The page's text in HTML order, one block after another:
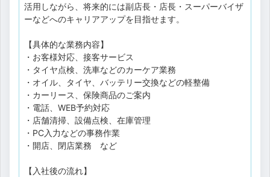
活用しながら、将来的には副店長・店長・スーパーバイザ
ーなどへのキャリアアップを目指せます。
【具体的な業務内容】
・お客様対応、接客サービス
・タイヤ点検、洗車などのカーケア業務
・オイル、タイヤ、バッテリー交換などの軽整備
・カーリース、保険商品のご案内
・電話、WEB予約対応
・店舗清掃、設備点検、在庫管理
・PC入力などの事務作業
・開店、閉店業務 など
【入社後の流れ】